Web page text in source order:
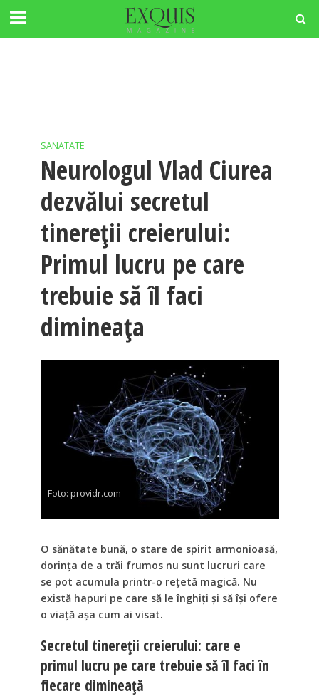
SANATATE
Neurologul Vlad Ciurea
dezvălui secretul
tinereții creierului:
Primul lucru pe care
trebuie să îl faci
dimineața
Foto: providr.com
O sănătate bună, o stare de spirit armonioasă,
dorința de a trăi frumos nu sunt lucruri care
se pot acumula printr-o rețetă magică. Nu
există hapuri pe care să le înghiți și să își ofere
o viață așa cum ai visat.
Secretul tinereții creierului: care e
primul lucru pe care trebuie să îl faci în
fiecare dimineață